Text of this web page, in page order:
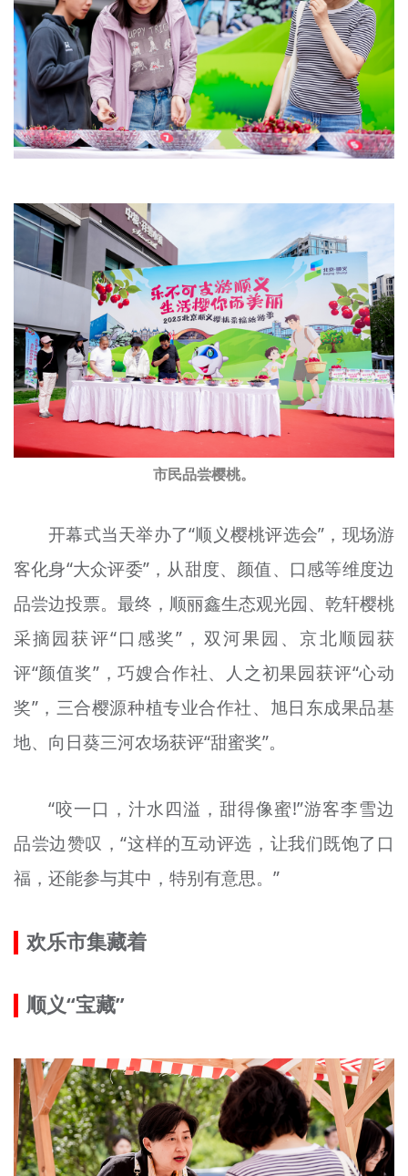
市民品尝樱桃。
开幕式当天举办了“顺义樱桃评选会”，现场游
客化身“大众评委”，从甜度、颜值、口感等维度边
品尝边投票。最终，顺丽鑫生态观光园、乾轩樱桃
采摘园获评“口感奖”，双河果园、京北顺园获
评“颜值奖”，巧嫂合作社、人之初果园获评“心动
奖”，三合樱源种植专业合作社、旭日东成果品基
地、向日葵三河农场获评“甜蜜奖”。
“咬一口，汁水四溢，甜得像蜜!”游客李雪边
品尝边赞叹，“这样的互动评选，让我们既饱了口
福，还能参与其中，特别有意思。”
欢乐市集藏着
顺义“宝藏”